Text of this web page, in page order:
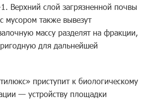
Верхний слой загрязненной почвы
мусором также вывезут
массу разделят на фракции,
для дальнейшей
приступит к биологическому
— устройству площадки